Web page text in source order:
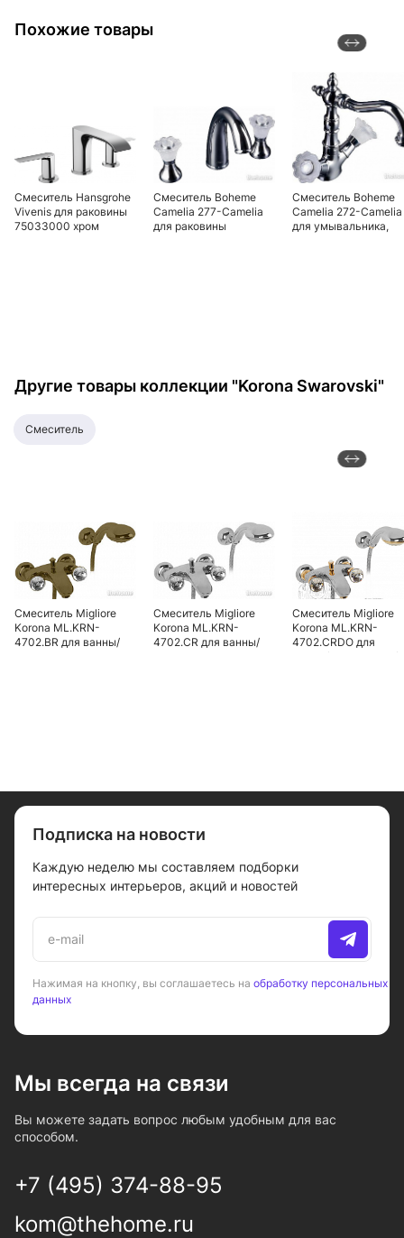
Похожие товары
Смеситель Hansgrohe
Vivenis для раковины
75033000 хром
Смеситель Boheme
Сamelia 277-Camelia
для раковины
Смеситель Boheme
Сamelia 272-Camelia
для умывальника,
Другие товары коллекции "Korona Swarovski"
смеситель
Смеситель Migliore
Korona ML.KRN-
4702.BR для ванны/
Смеситель Migliore
Korona ML.KRN-
4702.CR для ванны/
Смеситель Migliore
Korona ML.KRN-
4702.CRDO для
ванны/душа - хром/
Подписка на новости
Каждую неделю мы составляем подборки
интересных интерьеров, акций и новостей
Нажимая на кнопку, вы соглашаетесь на обработку персональных
данных
Мы всегда на связи
Вы можете задать вопрос любым удобным для вас
способом.
+7 (495) 374-88-95
kom@thehome.ru